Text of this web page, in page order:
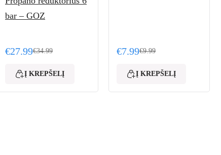
bar – GOZ
€34.99
Original price was: €34.99.
€27.99
Current price is: €27.99.
Į KREPŠELĮ
€9.99
Original price was:
€7.99
Current price is: €7.99.
Į KREPŠELĮ